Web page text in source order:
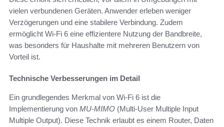
vielen verbundenen Geräten. Anwender erleben weniger
Verzögerungen und eine stabilere Verbindung. Zudem
ermöglicht Wi-Fi 6 eine effizientere Nutzung der Bandbreite,
was besonders für Haushalte mit mehreren Benutzern von
Vorteil ist.
Technische Verbesserungen im Detail
Ein grundlegendes Merkmal von Wi-Fi 6 ist die
Implementierung von MU-MIMO (Multi-User Multiple Input
Multiple Output). Diese Technik erlaubt es einem Router, Daten